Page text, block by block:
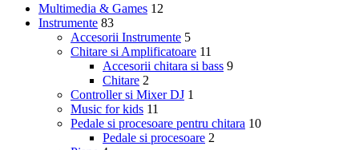
Multimedia & Games 12
Instrumente 83
Accesorii Instrumente 5
Chitare si Amplificatoare 11
Accesorii chitara si bass 9
Chitare 2
Controller si Mixer DJ 1
Music for kids 11
Pedale si procesoare pentru chitara 10
Pedale si procesoare 2